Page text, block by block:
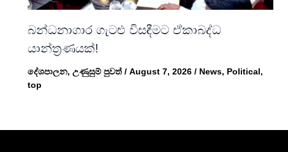
බන්ධනාගාර ගැටළු විසඳීමට ඒකාබද්ධ
යාන්ත්‍රණයක්!
දේශපාලන, උණුසුම් පුවත් / August 7, 2026 / News, Political,
top